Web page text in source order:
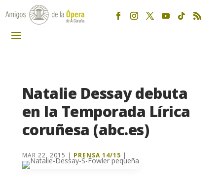
Natalie Dessay debuta
en la Temporada Lírica
coruñesa (abc.es)
MAR 22, 2015 | PRENSA 14/15 |